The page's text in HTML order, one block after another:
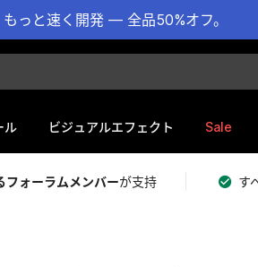
っと速く開発 — 全品50%オフ。
ル ビジュアルエフェクト Sale
フォーラムメンバーが支持 す